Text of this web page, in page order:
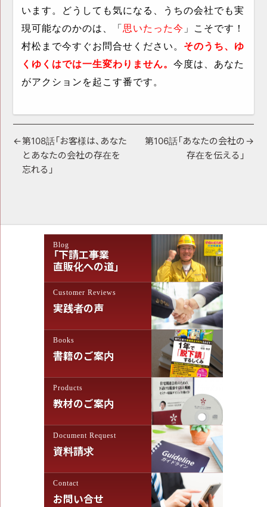
います。どうしても気になる、うちの会社でも実
現可能なのかのは、「 思いたった今 」こそです！
村松まで今すぐお問合せください。 そのうち、ゆ
くゆくはでは一生変わりません。 今度は、あなた
がアクションを起こす番です。
投
稿
ナ
第106話「あなたの会社の
存在を伝える」
第108話「お客様は、あなた
とあなたの会社の存在を
忘れる」
Blog
「下請工事業
直販化への道」
Customer Reviews
実践者の声
Books
書籍のご案内
Products
教材のご案内
Document Request
資料請求
Contact
お問い合せ